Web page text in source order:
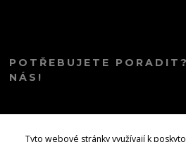
POTŘEBUJETE
NÁS!
Tyto webové stránky využívají k